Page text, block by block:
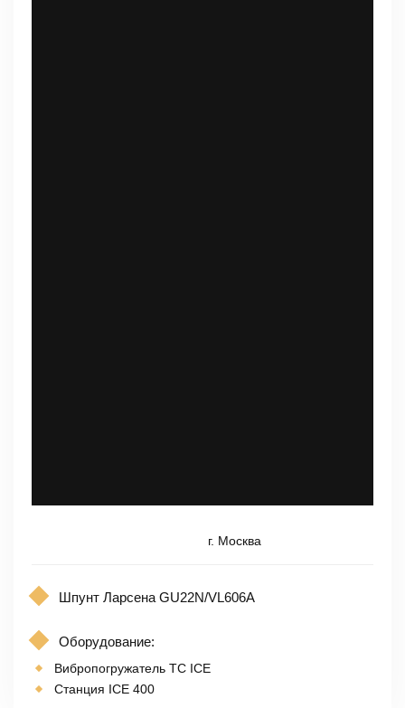
г. Москва
Шпунт Ларсена GU22N/VL606A
Оборудование:
Вибропогружатель TC ICE
Станция ICE 400